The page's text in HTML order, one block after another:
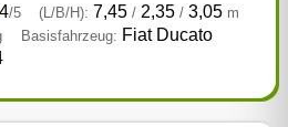
/5 (L/B/H): 7,45/ 2,35/ 3,05 m
Basisfahrzeug: Fiat Ducato